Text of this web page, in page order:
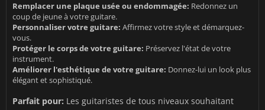
Remplacer une plaque usée ou endommagée: Redonnez un
coup de jeune à votre guitare.
Personnaliser votre guitare: Affirmez votre style et démarquez-
vous.
Protéger le corps de votre guitare: Préservez l'état de votre
instrument.
Améliorer l'esthétique de votre guitare: Donnez-lui un look plus
élégant et sophistiqué.
Parfait pour: Les guitaristes de tous niveaux souhaitant